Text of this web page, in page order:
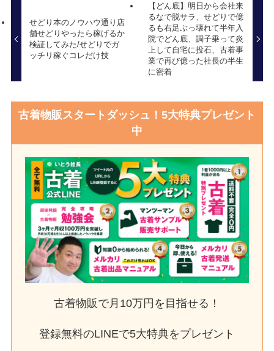
せどり本のノウハウ通り店
舗せどりやったら稼げるか
検証してみた/せどりでガ
ッチリ稼ぐコレだけ技
【どん底】明日から会社来
るなで脱サラ、せどりで億
るも右足ぶっ壊れて半年入
院でどん底、調子乗って炎
上して自宅に投石、古着事
業で再び億った社長の半生
に密着
古着物販スタートダッシュ！5大特典プレゼント
中
古着物販で月10万円を目指せる！
登録無料のLINEで5大特典をプレゼント